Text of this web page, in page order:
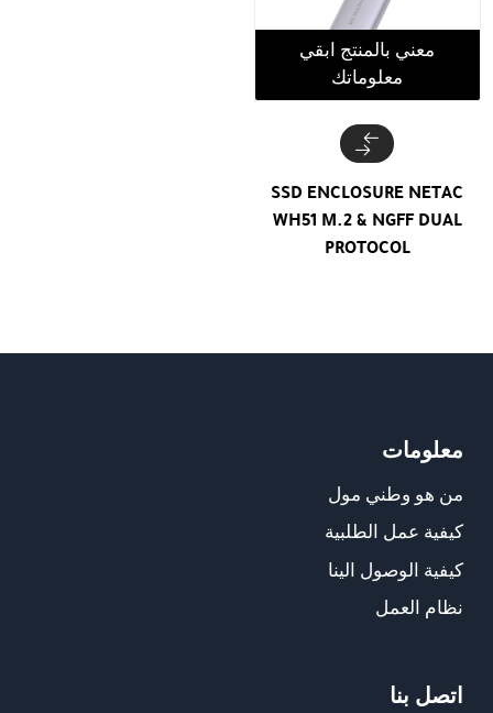
معني بالمنتج ابقي
معلوماتك
SSD ENCLOSURE NETAC
WH51 M.2 & NGFF DUAL
PROTOCOL
معلومات
من هو وطني مول
كيفية عمل الطلبية
كيفية الوصول الينا
نظام العمل
اتصل بنا